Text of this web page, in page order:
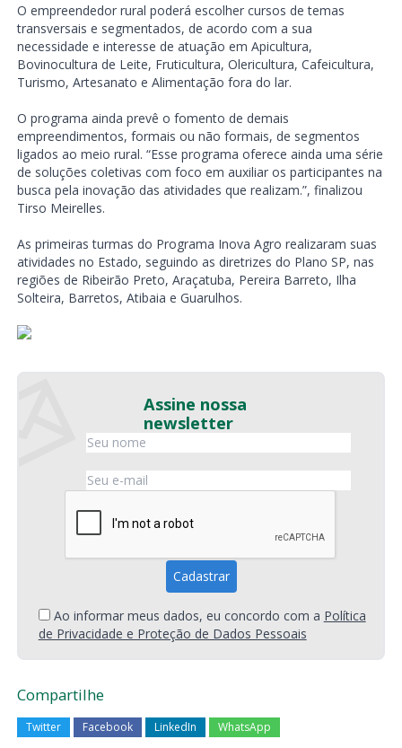
O empreendedor rural poderá escolher cursos de temas
transversais e segmentados, de acordo com a sua
necessidade e interesse de atuação em Apicultura,
Bovinocultura de Leite, Fruticultura, Olericultura, Cafeicultura,
Turismo, Artesanato e Alimentação fora do lar.
O programa ainda prevê o fomento de demais
empreendimentos, formais ou não formais, de segmentos
ligados ao meio rural. “Esse programa oferece ainda uma série
de soluções coletivas com foco em auxiliar os participantes na
busca pela inovação das atividades que realizam.”, finalizou
Tirso Meirelles.
As primeiras turmas do Programa Inova Agro realizaram suas
atividades no Estado, seguindo as diretrizes do Plano SP, nas
regiões de Ribeirão Preto, Araçatuba, Pereira Barreto, Ilha
Solteira, Barretos, Atibaia e Guarulhos.
Assine nossa
newsletter
Ao informar meus dados, eu concordo com a Política
de Privacidade e Proteção de Dados Pessoais
Compartilhe
Twitter Facebook LinkedIn WhatsApp